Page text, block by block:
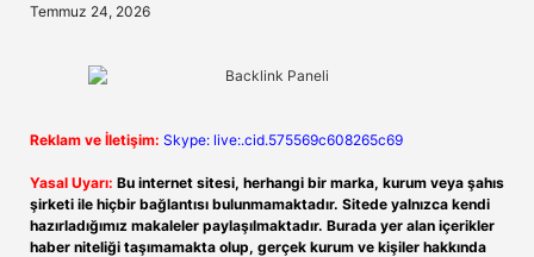
Temmuz 24, 2026
Reklam ve İletişim: Skype: live:.cid.575569c608265c69
Yasal Uyarı: Bu internet sitesi, herhangi bir marka, kurum veya şahıs
şirketi ile hiçbir bağlantısı bulunmamaktadır. Sitede yalnızca kendi
hazırladığımız makaleler paylaşılmaktadır. Burada yer alan içerikler
haber niteliği taşımamakta olup, gerçek kurum ve kişiler hakkında